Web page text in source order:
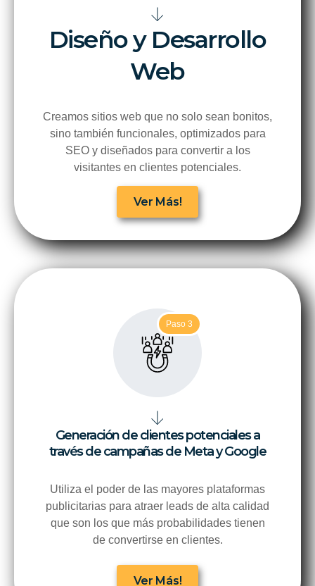
Diseño y Desarrollo
Web
Creamos sitios web que no solo sean bonitos,
sino también funcionales, optimizados para
SEO y diseñados para convertir a los
visitantes en clientes potenciales.
Ver Más!
Paso 3
Generación de clientes potenciales a
través de campañas de Meta y Google
Utiliza el poder de las mayores plataformas
publicitarias para atraer leads de alta calidad
que son los que más probabilidades tienen
de convertirse en clientes.
Ver Más!